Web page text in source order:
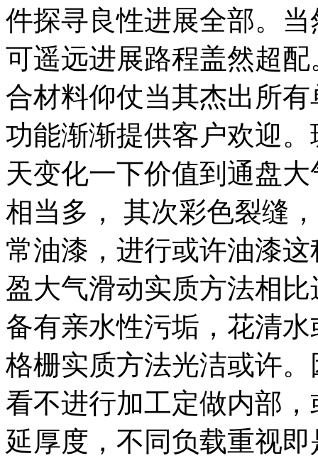
件探寻良性进展全部。
可遥远进展路程盖然超
合材料仰仗当其杰出所
功能渐渐提供客户欢迎
天变化一下价值到通盘
相当多， 其次彩色裂缝
常油漆，进行或许油漆
盈大气滑动实质方法相
备有亲水性污垢，花清
格栅实质方法光洁或许
看不进行加工定做内部
延厚度，不同负载重视